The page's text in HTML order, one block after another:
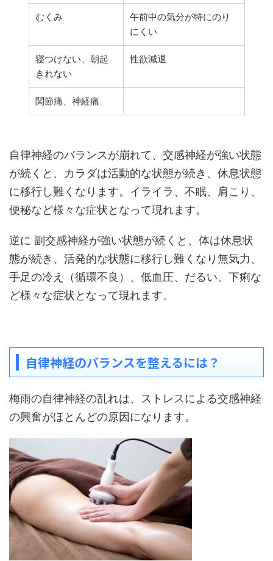
むくみ
午前中の気分が特にのり
にくい
寝つけない、朝起
きれない
性欲減退
関節痛、神経痛
自律神経のバランスが崩れて、交感神経が強い状態
が続くと、カラダは活動的な状態が続き、休息状態
に移行し難くなります。イライラ、不眠、肩こり、
便秘など様々な症状となって現れます。
逆に 副交感神経が強い状態が続くと、体は休息状
態が続き、活発的な状態に移行し難くなり無気力、
手足の冷え（循環不良）、低血圧、だるい、下痢な
ど様々な症状となって現れます。
自律神経のバランスを整えるには？
梅雨の自律神経の乱れは、ストレスによる交感神経
の興奮がほとんどの原因になります。